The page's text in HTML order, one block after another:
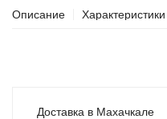
Описание Характеристики
Доставка в Махачкале